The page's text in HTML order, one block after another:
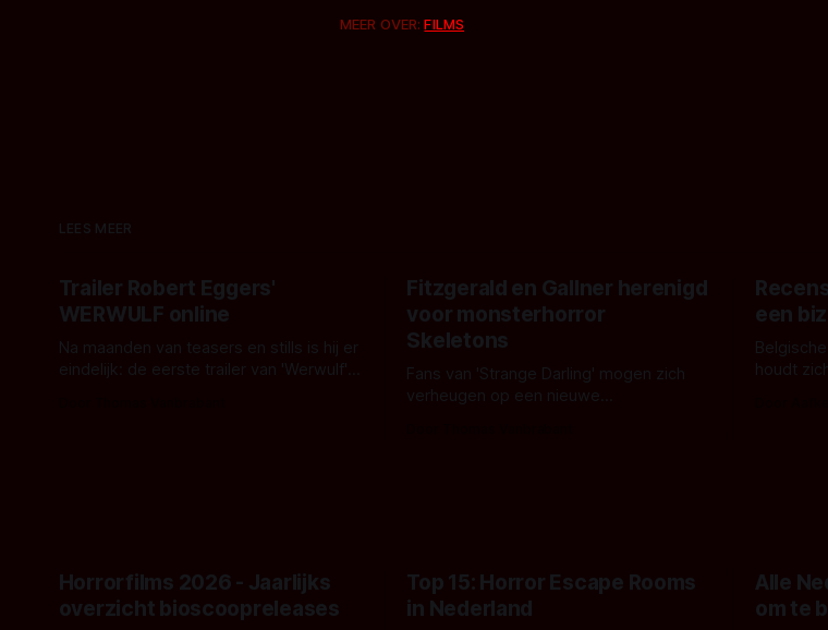
MEER OVER:FILMS
LEES MEER
Trailer Robert Eggers'
WERWULF online
Na maanden van teasers en stills is hij er
eindelijk: de eerste trailer van 'Werwulf'.
Fitzgerald en Gallner herenigd
voor monsterhorror
Skeletons
Fans van 'Strange Darling' mogen zich
verheugen op een nieuwe
een
houdt
Horrorfilms 2026 - Jaarlijks
overzicht bioscoopreleases
Top 15: Horror Escape Rooms
in Nederland
Alle
om te